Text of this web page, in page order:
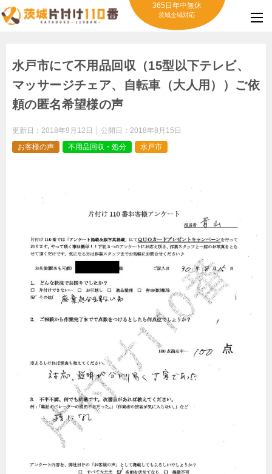
365日年中無休
茨城全域対応
水戸市にて不用品回収（15型以下テレビ、
マッサージチェア、自転車（大人用））ご依
頼の匿名希望様の声
更新日： 2018年9月12日 公開日： 2018年8月15日
お客様の声
不用品回収・処分 水戸市